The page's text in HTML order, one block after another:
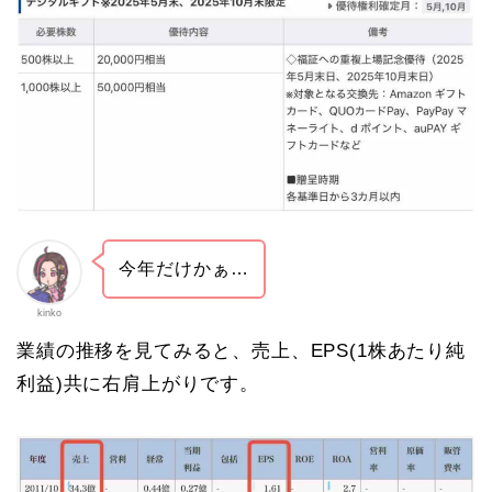
kinko
今年だけかぁ…
業績の推移を見てみると、売上、EPS(1株あたり純
利益)共に右肩上がりです。